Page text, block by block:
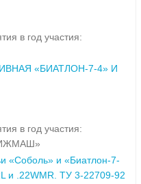
в год участия:
«БИАТЛОН-7-4» И
в год участия:
«Соболь» и «Биатлон-7-
и .22WMR. ТУ 3-22709-92